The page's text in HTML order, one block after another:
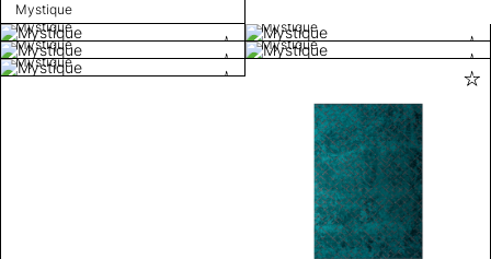
Mystique
Mystique
Mystique
Mystique
Mystique
Mystique